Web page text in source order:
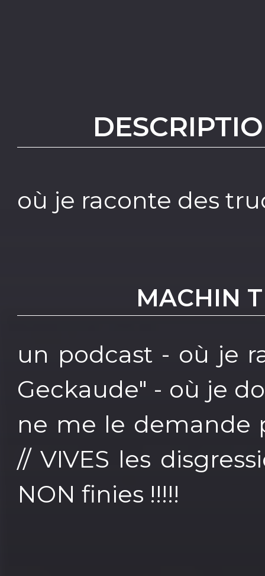
où je raconte des
MACHIN
un podcast - où je
Geckaude" - où je
ne me le demande
// VIVES les
NON finies !!!!!